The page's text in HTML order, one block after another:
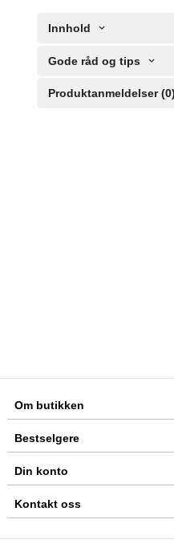
Innhold
Gode råd og tips
Produktanmeldelser (0)
Om butikken
Bestselgere
Din konto
Kontakt oss